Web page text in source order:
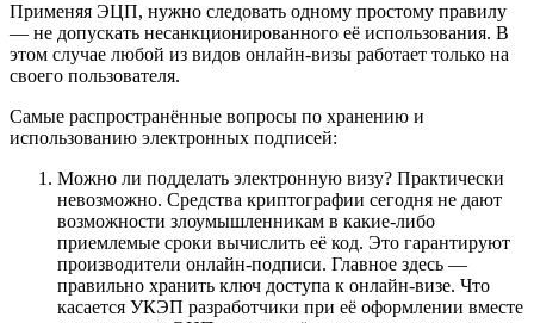
Применяя ЭЦП, нужно следовать одному простому правилу
— не допускать несанкционированного её использования. В
этом случае любой из видов онлайн-визы работает только на
своего пользователя.
Самые распространённые вопросы по хранению и
использованию электронных подписей:
Можно ли подделать электронную визу? Практически
невозможно. Средства криптографии сегодня не дают
возможности злоумышленникам в какие-либо
приемлемые сроки вычислить её код. Это гарантируют
производители онлайн-подписи. Главное здесь —
правильно хранить ключ доступа к онлайн-визе. Что
касается УКЭП разработчики при её оформлении вместе